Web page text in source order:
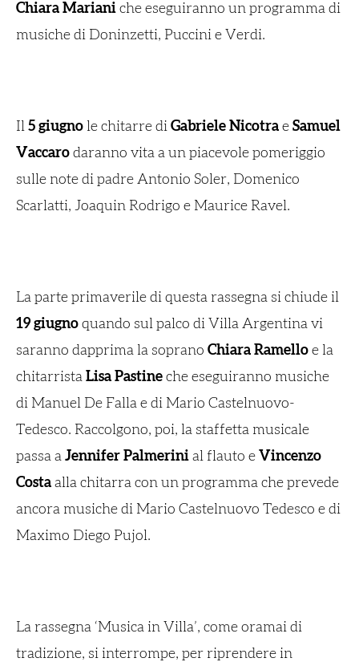
Chiara Mariani che eseguiranno un programma di
musiche di Doninzetti, Puccini e Verdi.
Il 5 giugno le chitarre di Gabriele Nicotra e Samuel
Vaccaro daranno vita a un piacevole pomeriggio
sulle note di padre Antonio Soler, Domenico
Scarlatti, Joaquin Rodrigo e Maurice Ravel.
La parte primaverile di questa rassegna si chiude il
19 giugno quando sul palco di Villa Argentina vi
saranno dapprima la soprano Chiara Ramello e la
chitarrista Lisa Pastine che eseguiranno musiche
di Manuel De Falla e di Mario Castelnuovo-
Tedesco. Raccolgono, poi, la staffetta musicale
passa a Jennifer Palmerini al flauto e Vincenzo
Costa alla chitarra con un programma che prevede
ancora musiche di Mario Castelnuovo Tedesco e di
Maximo Diego Pujol.
La rassegna ‘Musica in Villa’, come oramai di
tradizione, si interrompe, per riprendere in